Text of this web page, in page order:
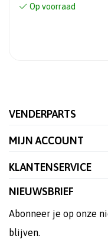
Op voorraad
VENDERPARTS
MIJN ACCOUNT
KLANTENSERVICE
NIEUWSBRIEF
Abonneer je op onze
blijven.